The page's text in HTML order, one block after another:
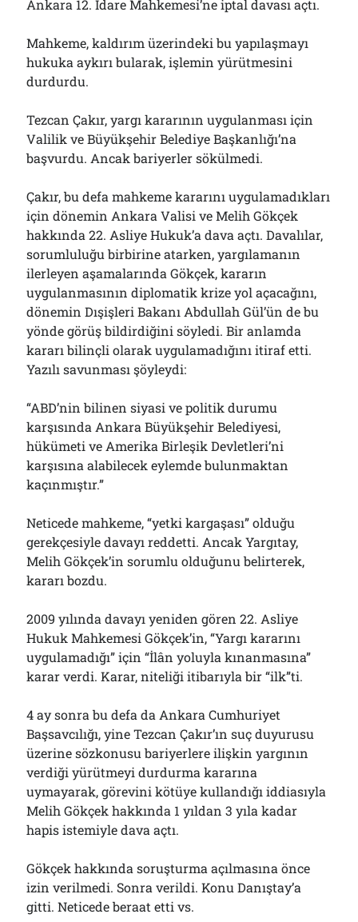
Ankara 12. İdare Mahkemesi’ne iptal davası açtı.
Mahkeme, kaldırım üzerindeki bu yapılaşmayı
hukuka aykırı bularak, işlemin yürütmesini
durdurdu.
Tezcan Çakır, yargı kararının uygulanması için
Valilik ve Büyükşehir Belediye Başkanlığı’na
başvurdu. Ancak bariyerler sökülmedi.
Çakır, bu defa mahkeme kararını uygulamadıkları
için dönemin Ankara Valisi ve Melih Gökçek
hakkında 22. Asliye Hukuk’a dava açtı. Davalılar,
sorumluluğu birbirine atarken, yargılamanın
ilerleyen aşamalarında Gökçek, kararın
uygulanmasının diplomatik krize yol açacağını,
dönemin Dışişleri Bakanı Abdullah Gül’ün de bu
yönde görüş bildirdiğini söyledi. Bir anlamda
kararı bilinçli olarak uygulamadığını itiraf etti.
Yazılı savunması şöyleydi:
“ABD’nin bilinen siyasi ve politik durumu
karşısında Ankara Büyükşehir Belediyesi,
hükümeti ve Amerika Birleşik Devletleri’ni
karşısına alabilecek eylemde bulunmaktan
kaçınmıştır.”
Neticede mahkeme, “yetki kargaşası” olduğu
gerekçesiyle davayı reddetti. Ancak Yargıtay,
Melih Gökçek’in sorumlu olduğunu belirterek,
kararı bozdu.
2009 yılında davayı yeniden gören 22. Asliye
Hukuk Mahkemesi Gökçek’in, “Yargı kararını
uygulamadığı” için “İlân yoluyla kınanmasına”
karar verdi. Karar, niteliği itibarıyla bir “ilk”ti.
4 ay sonra bu defa da Ankara Cumhuriyet
Başsavcılığı, yine Tezcan Çakır’ın suç duyurusu
üzerine sözkonusu bariyerlere ilişkin yargının
verdiği yürütmeyi durdurma kararına
uymayarak, görevini kötüye kullandığı iddiasıyla
Melih Gökçek hakkında 1 yıldan 3 yıla kadar
hapis istemiyle dava açtı.
Gökçek hakkında soruşturma açılmasına önce
izin verilmedi. Sonra verildi. Konu Danıştay’a
gitti. Neticede beraat etti vs.